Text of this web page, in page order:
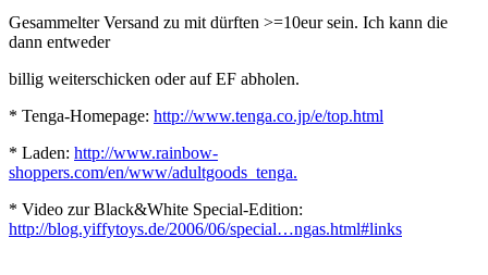
Gesammelter Versand zu mit dürften >=10eur sein. Ich kann die
dann entweder
billig weiterschicken oder auf EF abholen.
* Tenga-Homepage: http://www.tenga.co.jp/e/top.html
* Laden: http://www.rainbow-
shoppers.com/en/www/adultgoods_tenga.
* Video zur Black&White Special-Edition:
http://blog.yiffytoys.de/2006/06/special…ngas.html#links